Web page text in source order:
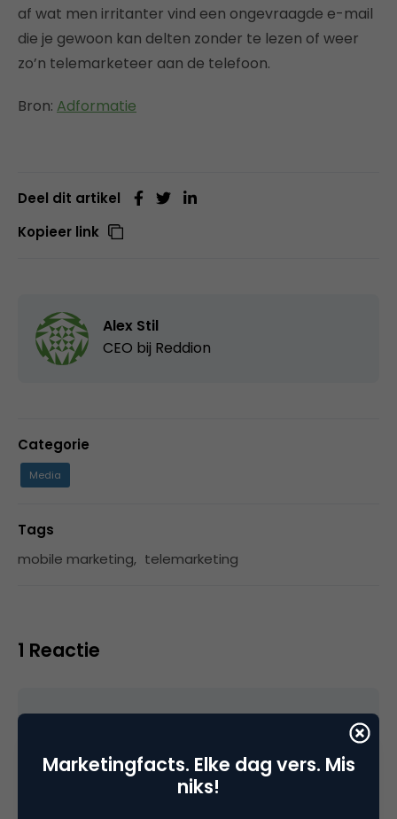
af wat men irritanter vind een ongevraagde e-mail
die je gewoon kan delten zonder te lezen of weer
zo’n telemarketeer aan de telefoon.
Bron: Adformatie
Deel dit artikel
Kopieer link
Alex Stil
CEO bij Reddion
Categorie
Media
Tags
mobile marketing, telemarketing
1 Reactie
Simpele oplossing (als je in de bui bent).
Marketingfacts. Elke dag vers. Mis
niks!